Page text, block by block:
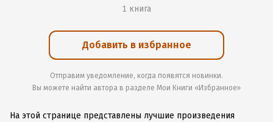
1 книга
Добавить в избранное
Отправим уведомление, когда появятся новинки.
Вы можете найти автора в разделе Мои Книги «Избранное»
На этой странице представлены лучшие произведения